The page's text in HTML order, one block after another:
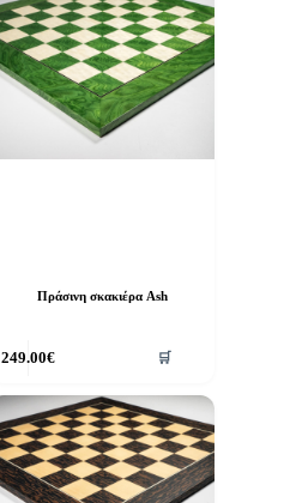
Πράσινη σκακιέρα Ash
249.00€ 🛒